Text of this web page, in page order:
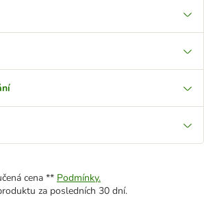
cena ** Podmínky.
za posledních 30 dní.